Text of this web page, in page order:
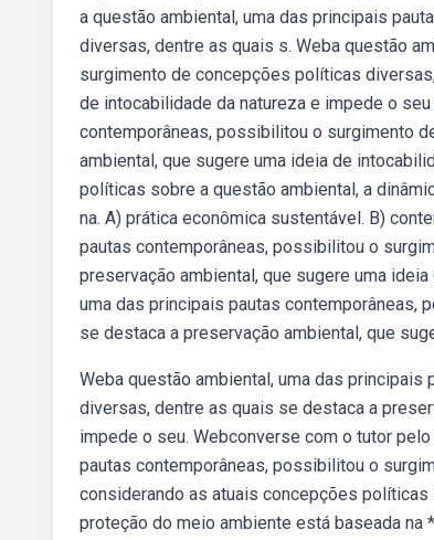
a questão ambiental, uma das principais
diversas, dentre as quais s. Weba questão
surgimento de concepções políticas
de intocabilidade da natureza e impede o
contemporâneas, possibilitou o surgimento
ambiental, que sugere uma ideia de
políticas sobre a questão ambiental, a
na. A) prática econômica sustentável. B)
pautas contemporâneas, possibilitou o
preservação ambiental, que sugere uma
uma das principais pautas
se destaca a preservação ambiental, que
Weba questão ambiental, uma das
diversas, dentre as quais se destaca a
impede o seu. Webconverse com o tutor
pautas contemporâneas, possibilitou o
considerando as atuais concepções
proteção do meio ambiente está baseada na